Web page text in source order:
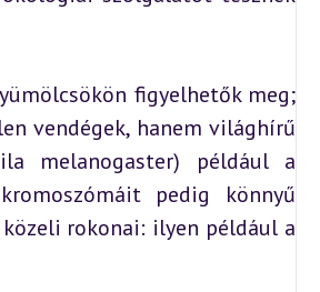
figyelhetők meg;
vendégek, hanem világhírű
melanogaster) például a
pedig könnyű
rokonai: ilyen például a